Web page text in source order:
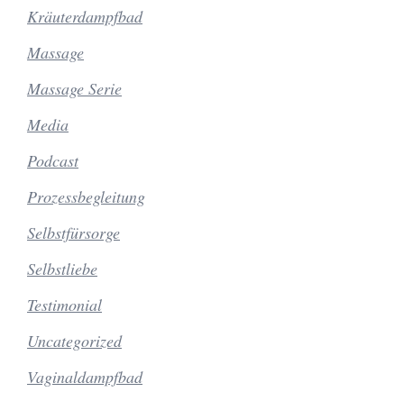
Kräuterdampfbad
Massage
Massage Serie
Media
Podcast
Prozessbegleitung
Selbstfürsorge
Selbstliebe
Testimonial
Uncategorized
Vaginaldampfbad